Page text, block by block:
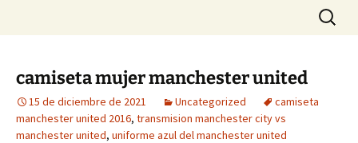
Buscar:
camiseta mujer manchester united
15 de diciembre de 2021 Uncategorized
camiseta
manchester united 2016, transmision manchester city vs
manchester united, uniforme azul del manchester united